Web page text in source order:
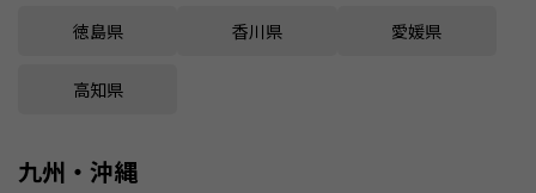
徳島県 香川県 愛媛県
高知県
九州・沖縄